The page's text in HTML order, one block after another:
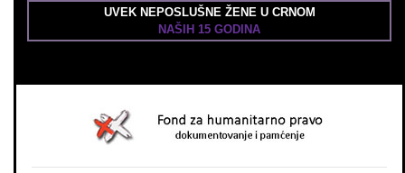
UVEK NEPOSLUŠNE ŽENE U CRNOM
NAŠIH 15 GODINA